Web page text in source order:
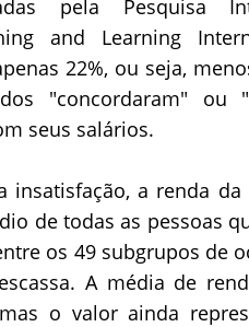
pela Pesquisa
and Learning
22%, ou seja,
"concordaram" ou
seus salários.
insatisfação, a renda
de todas as pessoas
os 49 subgrupos de
A média de
mas o valor ainda